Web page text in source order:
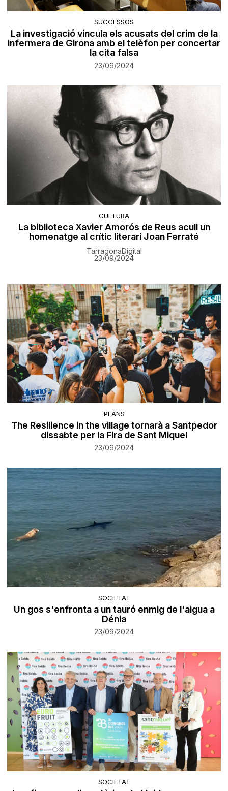
SUCCESSOS
La investigació vincula els acusats del crim de la
infermera de Girona amb el telèfon per concertar
la cita falsa
23/09/2024
CULTURA
La biblioteca Xavier Amorós de Reus acull un
homenatge al crític literari Joan Ferraté
TarragonaDigital
23/09/2024
PLANS
The Resilience in the village tornarà a Santpedor
dissabte per la Fira de Sant Miquel
23/09/2024
SOCIETAT
Un gos s'enfronta a un tauró enmig de l'aigua a
Dénia
23/09/2024
SOCIETAT